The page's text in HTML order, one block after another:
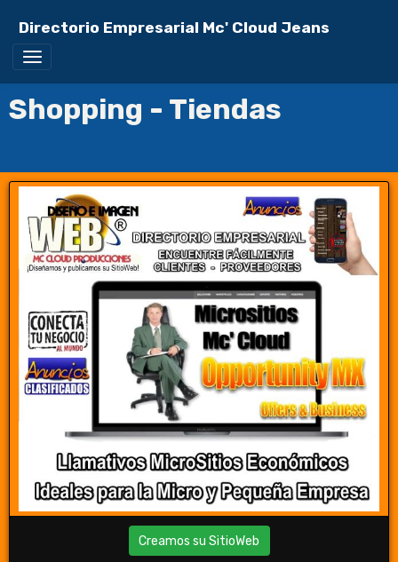
Directorio Empresarial Mc' Cloud Jeans
Shopping - Tiendas
Creamos su SitioWeb